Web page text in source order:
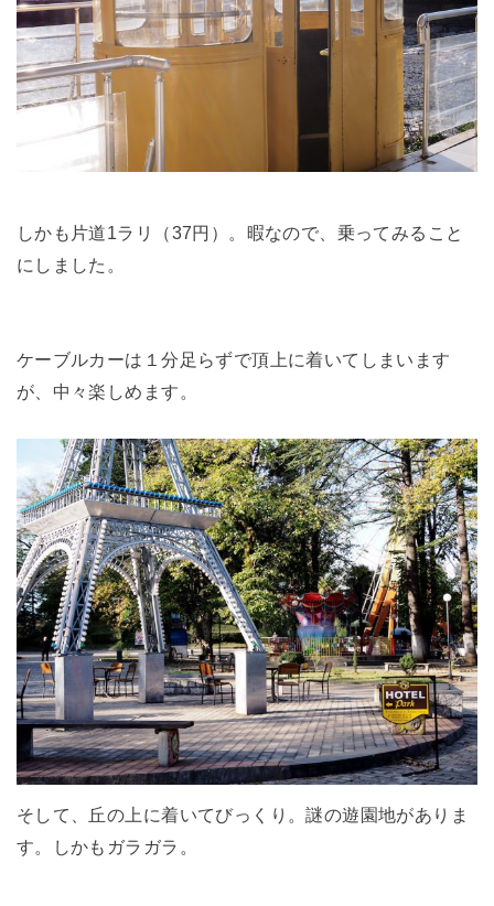
しかも片道1ラリ（37円）。暇なので、乗ってみること
にしました。
ケーブルカーは１分足らずで頂上に着いてしまいます
が、中々楽しめます。
そして、丘の上に着いてびっくり。謎の遊園地がありま
す。しかもガラガラ。